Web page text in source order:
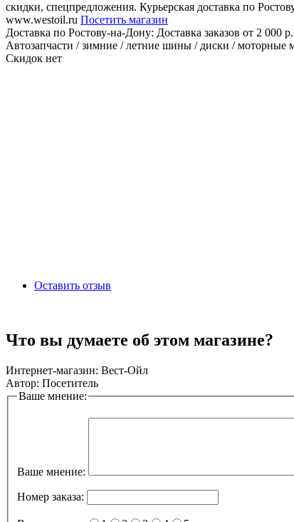
скидки, спецпредложения. Курьерская доставка по
www.westoil.ru Посетить магазин
Доставка по Ростову-на-Дону: Доставка заказов от 2 000 р.
Автозапчасти / зимние / летние шины / диски / моторные
Скидок нет
Оставить отзыв
Что вы думаете об этом магазине?
Интернет-магазин: Вест-Ойл
Автор: Посетитель
Ваше мнение:
Ваше мнение:
Номер заказа: